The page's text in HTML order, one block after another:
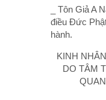
_ Tôn Giả A
điều Đức
hành.
KINH
DO TÂM